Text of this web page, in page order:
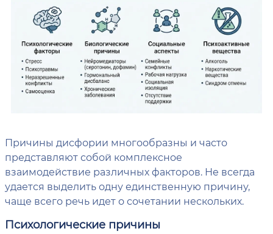
Причины дисфории многообразны и часто
представляют собой комплексное
взаимодействие различных факторов. Не всегда
удается выделить одну единственную причину,
чаще всего речь идет о сочетании нескольких.
Психологические причины